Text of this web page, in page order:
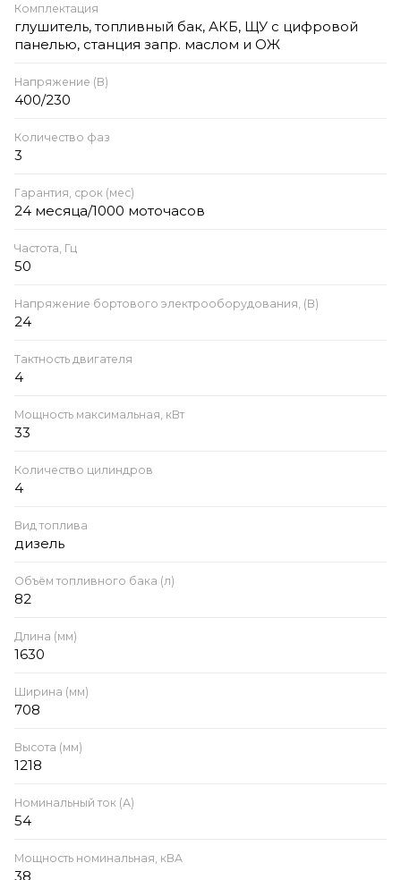
Комплектация
глушитель, топливный бак, АКБ, ЩУ с цифровой
панелью, станция запр. маслом и ОЖ
Напряжение (В)
400/230
Количество фаз
3
Гарантия, срок (мес)
24 месяца/1000 моточасов
Частота, Гц
50
Напряжение бортового электрооборудования, (В)
24
Тактность двигателя
4
Мощность максимальная, кВт
33
Количество цилиндров
4
Вид топлива
дизель
Объём топливного бака (л)
82
Длина (мм)
1630
Ширина (мм)
708
Высота (мм)
1218
Номинальный ток (А)
54
Мощность номинальная, кВА
38